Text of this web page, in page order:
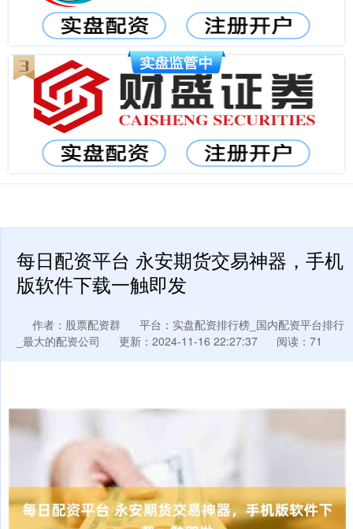
每日配资平台 永安期货交易神器，手机
版软件下载一触即发
作者：股票配资群
平台：实盘配资排行榜_国内配资平台排行
_最大的配资公司
更新：2024-11-16 22:27:37 阅读：71